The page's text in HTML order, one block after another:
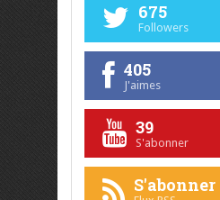
675
Followers
405
J'aimes
39
S'abonner
S'abonner